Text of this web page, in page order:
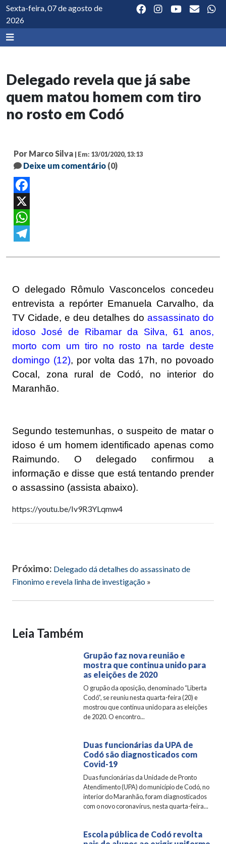
Sexta-feira, 07 de agosto de
2026
Delegado revela que já sabe
quem matou homem com tiro
no rosto em Codó
Por Marco Silva | Em: 13/01/2020, 13:13
Deixe um comentário (0)
Facebook
X
WhatsApp
O delegado Rômulo Vasconcelos concedeu
entrevista a repórter Emanuela Carvalho, da
TV Cidade, e deu detalhes do assassinato do
idoso José de Ribamar da Silva, 61 anos,
morto com um tiro no rosto na tarde deste
domingo (12), por volta das 17h, no povoado
Cocal, zona rural de Codó, no interior do
Maranhão.
Segundo testemunhas, o suspeito de matar o
idoso é um homem identificado apenas como
Raimundo. O delegado confirmou a
informação e disse que está tentando prender
o assassino (assista abaixo).
https://youtu.be/Iv9R3YLqmw4
Próximo: Delegado dá detalhes do assassinato de
Finonimo e revela linha de investigação »
Leia Também
Grupão faz nova reunião e
mostra que continua unido para
as eleições de 2020
O grupão da oposição, denominado “Liberta
Codó”, se reuniu nesta quarta-feira (20) e
mostrou que continua unido para as eleições
de 2020. O encontro...
Duas funcionárias da UPA de
Codó são diagnosticados com
Covid-19
Duas funcionárias da Unidade de Pronto
Atendimento (UPA) do município de Codó, no
interior do Maranhão, foram diagnosticados
com o novo coronavírus, nesta quarta-feira...
Escola pública de Codó revolta